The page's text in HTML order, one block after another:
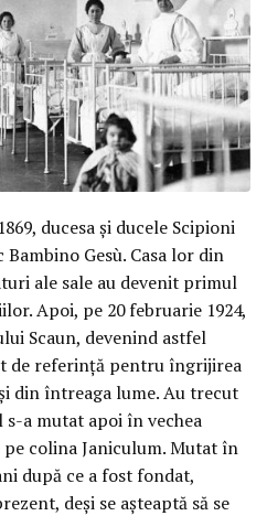
ducesa și ducele Scipioni
Gesù. Casa lor din
ale sale au devenit primul
Apoi, pe 20 februarie 1924,
Scaun, devenind astfel
de referință pentru îngrijirea
din întreaga lume. Au trecut
s-a mutat apoi în vechea
colina Janiculum. Mutat în
după ce a fost fondat,
deși se așteaptă să se